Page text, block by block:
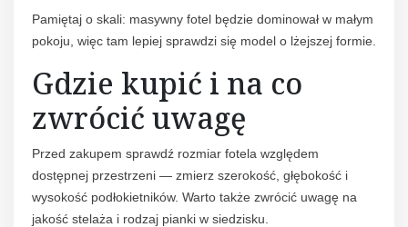
Pamiętaj o skali: masywny fotel będzie dominował w małym
pokoju, więc tam lepiej sprawdzi się model o lżejszej formie.
Gdzie kupić i na co
zwrócić uwagę
Przed zakupem sprawdź rozmiar fotela względem
dostępnej przestrzeni — zmierz szerokość, głębokość i
wysokość podłokietników. Warto także zwrócić uwagę na
jakość stelaża i rodzaj pianki w siedzisku.